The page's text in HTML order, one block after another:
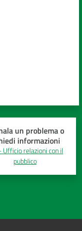
un problema o
informazioni
Ufficio relazioni con il
pubblico